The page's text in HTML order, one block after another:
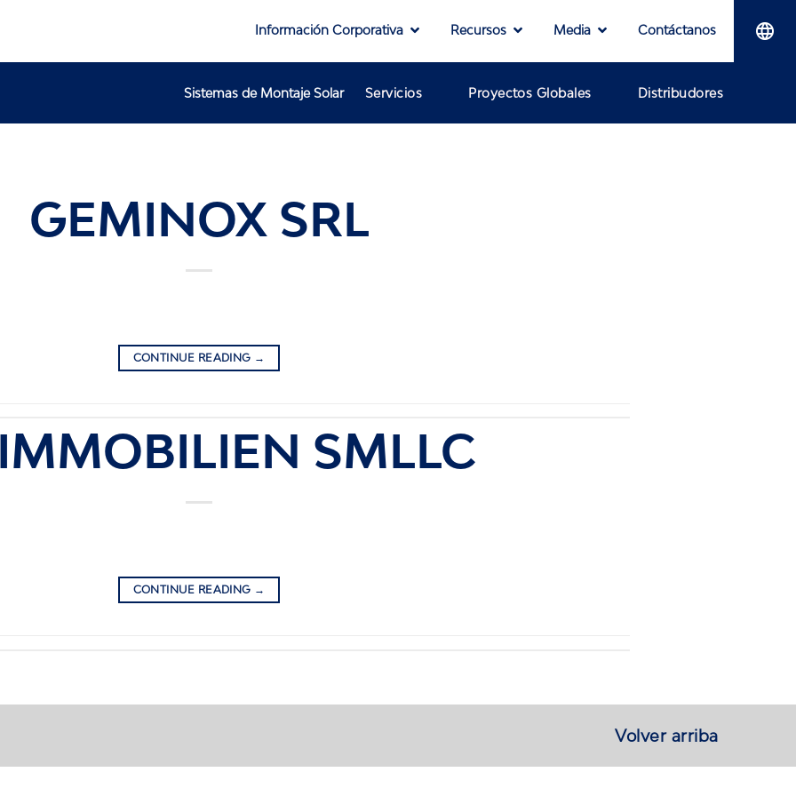
Información Corporativa Recursos Media Contáctanos
Sistemas de Montaje Solar Servicios Proyectos Globales Distribudores
GEMINOX SRL
CONTINUE READING →
SMLLC
CONTINUE READING →
Volver arriba